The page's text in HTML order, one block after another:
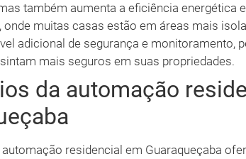
também aumenta a eficiência energética
onde muitas casas estão em áreas mais
adicional de segurança e monitoramento,
mais seguros em suas propriedades.
da automação
residencial em Guaraqueçaba